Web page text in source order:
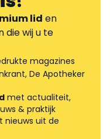
lid en
die wij u te
magazines
De Apotheker
met actualiteit,
& praktijk
nieuws uit de